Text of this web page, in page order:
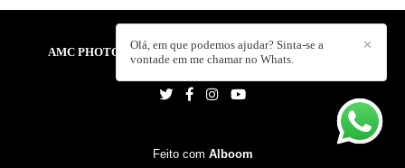
AMC PHOTOPRESS - AGÊNCIA DE FOTOJORNALISMO
CONTATO
✕
Olá, em que podemos ajudar? Sinta-se a
vontade em me chamar no Whats.
Feito com Alboom